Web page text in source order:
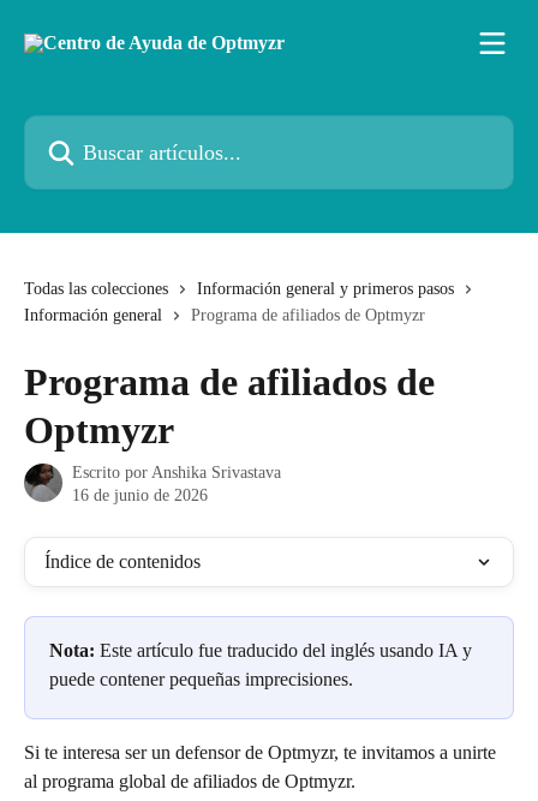
Buscar artículos...
Todas las colecciones
Información general y primeros pasos
Información general
Programa de afiliados de Optmyzr
Programa de afiliados de
Optmyzr
Escrito por Anshika Srivastava
16 de junio de 2026
Índice de contenidos
Nota: Este artículo fue traducido del inglés usando IA y
puede contener pequeñas imprecisiones.
Si te interesa ser un defensor de Optmyzr, te invitamos a unirte
al programa global de afiliados de Optmyzr.